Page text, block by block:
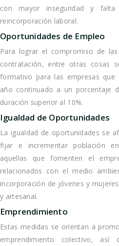
con mayor inseguridad y
reincorporación laboral.
Oportunidades de Empleo
Para lograr el compromiso de
contratación, entre otras cosas
formativo para las empresas
año continuado a un porcentaje
duración superior al 10%.
Igualdad de Oportunidades
La igualdad de oportunidades se
fijar e incrementar población
aquellas que fomenten el
relacionados con el medio
incorporación de jóvenes y
y artesanal.
Emprendimiento
Estas medidas se orientan a
emprendimiento colectivo,